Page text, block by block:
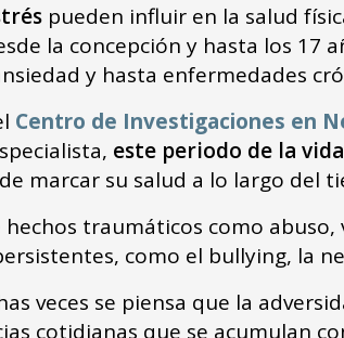
pueden influir en la salud
la concepción y hasta los 17
y hasta enfermedades
Centro de Investigaciones en
este periodo de la
marcar su salud a lo largo del
hechos traumáticos como
como el bullying, la
veces se piensa que la
cotidianas que se acumulan